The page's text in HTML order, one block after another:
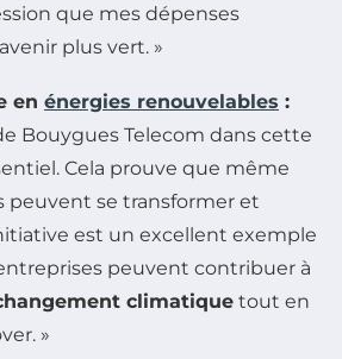
que mes dépenses
plus vert. »
en énergies renouvelables :
Bouygues Telecom dans cette
Cela prouve que même
peuvent se transformer et
est un excellent exemple
peuvent contribuer à
climatique tout en
»